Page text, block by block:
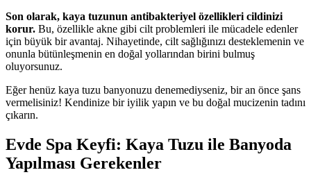
Son olarak, kaya tuzunun antibakteriyel özellikleri cildinizi
korur. Bu, özellikle akne gibi cilt problemleri ile mücadele edenler
için büyük bir avantaj. Nihayetinde, cilt sağlığınızı desteklemenin ve
onunla bütünleşmenin en doğal yollarından birini bulmuş
oluyorsunuz.
Eğer henüz kaya tuzu banyonuzu denemediyseniz, bir an önce şans
vermelisiniz! Kendinize bir iyilik yapın ve bu doğal mucizenin tadını
çıkarın.
Evde Spa Keyfi: Kaya Tuzu ile Banyoda
Yapılması Gerekenler